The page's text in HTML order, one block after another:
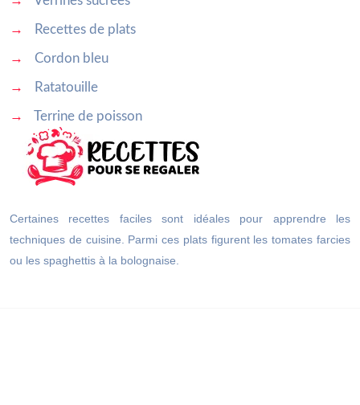
→ Recettes de plats
→ Cordon bleu
→ Ratatouille
→ Terrine de poisson
Certaines recettes faciles sont idéales pour apprendre les
techniques de cuisine. Parmi ces plats figurent les tomates farcies
ou les spaghettis à la bolognaise.